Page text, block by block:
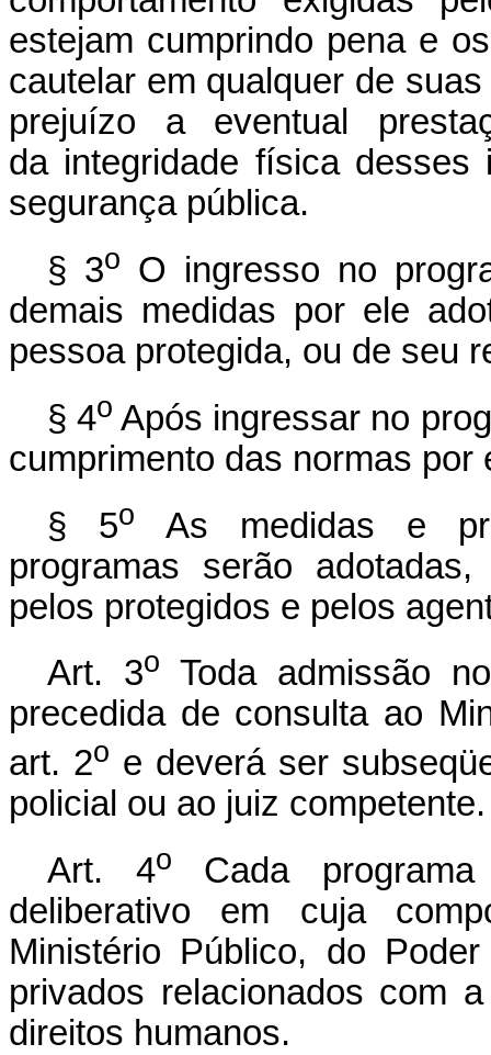
estejam cumprindo pena e
cautelar em qualquer de
prejuízo a eventual
da integridade física
segurança pública.
§ 3o O ingresso no
demais medidas por ele
pessoa protegida, ou de seu
§ 4o Após ingressar no
cumprimento das normas por
§ 5o
As medidas e
programas serão
pelos protegidos e pelos
Art. 3o
Toda admissão
precedida de consulta ao
art. 2o e deverá ser
policial ou ao juiz competente.
Art. 4o
Cada
deliberativo em cuja
Ministério Público, do
privados relacionados com
direitos humanos.